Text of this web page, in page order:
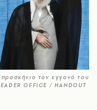
τον εγγονό του
OFFICE / HANDOUT